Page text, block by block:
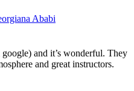
Ababi
and it’s wonderful. They
and great instructors.